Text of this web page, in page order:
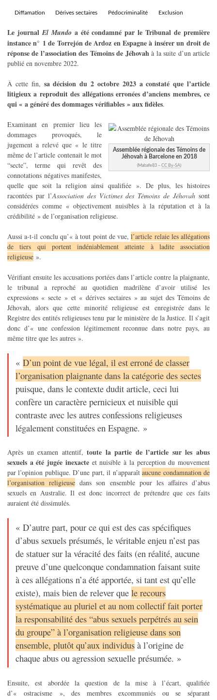
Diffamation Dérives sectaires Pédocriminalité Exclusion
Le journalEl Mundo a été condamné par le Tribunal de première
instance n° 1 de Torrejón de Ardoz en Espagne à insérer un droit de
réponse de l’association des Témoins de Jéhovah à la suite d’un article
publié en novembre 2022.
À cette fin, sa décision du 2 octobre 2023 a constaté que l’article
litigieux a reproduit des allégations erronées d’anciens membres, ce
qui « a généré des dommages vérifiables » aux fidèles.
Assemblée régionale des Témoins de
Jéhovah à Barcelone en 2018
(Mabafe83 – CC By-SA)
Examinant en premier lieu les
dommages provoqués, le
jugement a relevé que « le titre
même de l’article contenait le mot
“secte”, terme qui revêt des
connotations négatives manifestes,
quelle que soit la religion ainsi qualifiée ». De plus, les histoires
racontées par l’Association des Victimes des Témoins de Jéhovah sont
considérées comme « objectivement nuisibles à la réputation et à la
crédibilité » de l’organisation religieuse.
Aussi a-t-il conclu qu’« à tout point de vue,l’article relaie les allégations
de tiers qui portent indéniablement atteinte à ladite association
religieuse ».
Vérifiant ensuite les accusations portées dans l’article contre la plaignante,
le tribunal a reproché au quotidien madrilène d’avoir utilisé les
expressions « secte » et « dérives sectaires » au sujet des Témoins de
Jéhovah, alors que cette minorité religieuse est enregistrée dans le
Registre des entités religieuses tenu par le ministère de la Justice. Il s’agit
donc d’« une confession légitimement reconnue dans notre pays, au
même titre que les autres ».
« D’un point de vue légal, il est erroné de classer
l’organisation plaignante dans la catégorie des sectes
puisque, dans le contexte dudit article, ceci lui
confère un caractère pernicieux et nuisible qui
contraste avec les autres confessions religieuses
légalement constituées en Espagne. »
Après un examen attentif,toute la partie de l’article sur les abus
sexuels a été jugée inexacteet nuisible à la perception du mouvement
par l’opinion publique. D’une part, il n’apparaîtaucune condamnation de
l’organisation religieuse dans son ensemble pour les affaires d’abus
sexuels en Australie. Il est donc incorrect de prétendre que ces faits
auraient été dissimulés.
« D’autre part, pour ce qui est des cas spécifiques
d’abus sexuels présumés, le véritable enjeu n’est pas
de statuer sur la véracité des faits (en réalité, aucune
preuve d’une quelconque condamnation faisant suite
à ces allégations n’a été apportée, si tant est qu’elle
existe), mais bien de relever que le recours
systématique au pluriel et au nom collectif fait porter
la responsabilité des “abus sexuels perpétrés au sein
du groupe” à l’organisation religieuse dans son
ensemble, plutôt qu’aux individus à l’origine de
chaque abus ou agression sexuelle présumée. »
Ensuite, est abordée la question de la mise à l’écart, qualifiée
d’« ostracisme », des membres excommuniés ou se séparant